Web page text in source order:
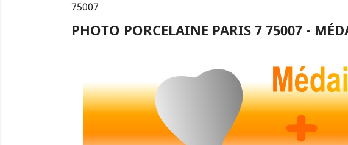
75007
PHOTO PORCELAINE PARIS 7 75007 -